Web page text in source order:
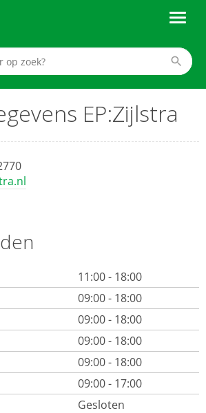
EP:Zijlstra
11:00 - 18:00
09:00 - 18:00
09:00 - 18:00
09:00 - 18:00
09:00 - 18:00
09:00 - 17:00
Gesloten